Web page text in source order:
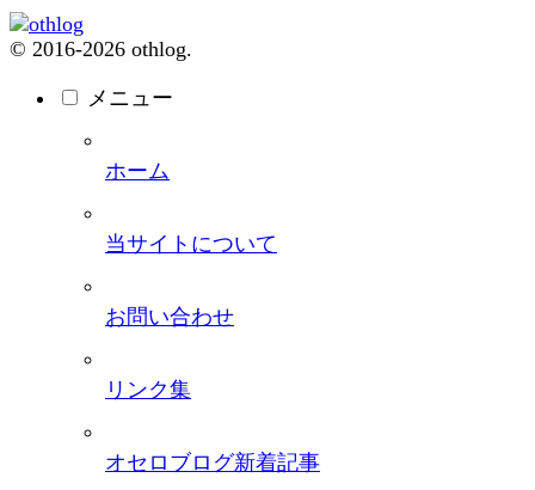
© 2016-2026 othlog.
メニュー
ホーム
当サイトについて
お問い合わせ
リンク集
オセロブログ新着記事